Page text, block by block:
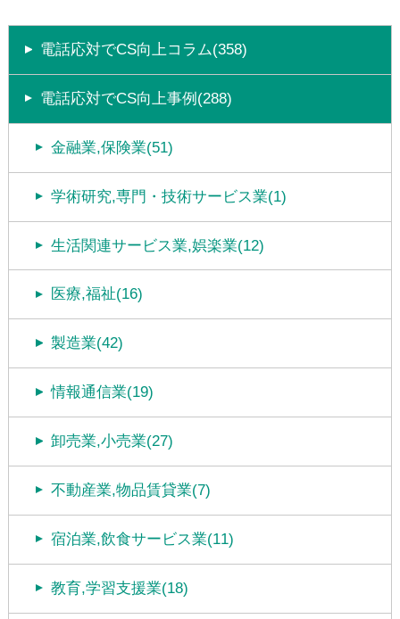
電話応対でCS向上コラム(358)
電話応対でCS向上事例(288)
金融業,保険業(51)
学術研究,専門・技術サービス業(1)
生活関連サービス業,娯楽業(12)
医療,福祉(16)
製造業(42)
情報通信業(19)
卸売業,小売業(27)
不動産業,物品賃貸業(7)
宿泊業,飲食サービス業(11)
教育,学習支援業(18)